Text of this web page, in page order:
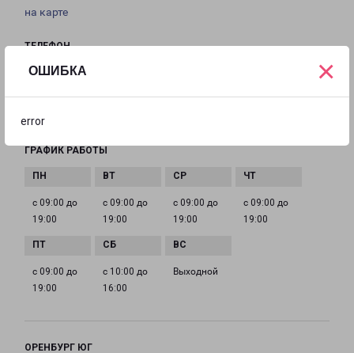
ОШИБКА
error
×
на карте
ТЕЛЕФОН
8(3532) 374-636
EMAIL
orenburg@pecom.ru
ГРАФИК РАБОТЫ
с 09:00 до
19:00
с 09:00 до
19:00
с 09:00 до
19:00
с 09:00 до
19:00
с 09:00 до
19:00
с 10:00 до
16:00
Выходной
ОРЕНБУРГ ЮГ